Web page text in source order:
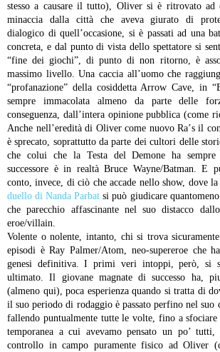
stesso a causare il tutto), Oliver si è ritrovato ad
minaccia dalla città che aveva giurato di
dialogico di quell’occasione, si è passati ad una
concreta, e dal punto di vista dello spettatore si
“fine dei giochi”, di punto di non ritorno, è
massimo livello. Una caccia all’uomo che
“profanazione” della cosiddetta Arrow Cave, in
sempre immacolata almeno da parte delle
conseguenza, dall’intera opinione pubblica (come
Anche nell’eredità di Oliver come nuovo Ra’s il
è sprecato, soprattutto da parte dei cultori delle
che colui che la Testa del Demone ha
successore è in realtà Bruce Wayne/Batman. E
conto, invece, di ciò che accade nello show, dove
duello di Nanda Parbat si può giudicare
che parecchio affascinante nel suo distacco
eroe/villain.
Volente o nolente, intanto, chi si trova
episodi è Ray Palmer/Atom, neo-supereroe che
genesi definitiva. I primi veri intoppi, però, si
ultimato. Il giovane magnate di successo ha,
(almeno qui), poca esperienza quando si tratta di
il suo periodo di rodaggio è passato perfino nel suo
fallendo puntualmente tutte le volte, fino a sfociare
temporanea a cui avevamo pensato un po’
controllo in campo puramente fisico ad Oliver